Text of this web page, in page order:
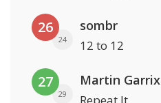
26
24
sombr
12 to 12
27
29
Martin